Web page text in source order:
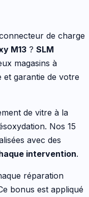
de charge
M13 ? SLM
magasins à
garantie de votre
de vitre à la
. Nos 15
avec des
intervention.
réparation
bonus est appliqué